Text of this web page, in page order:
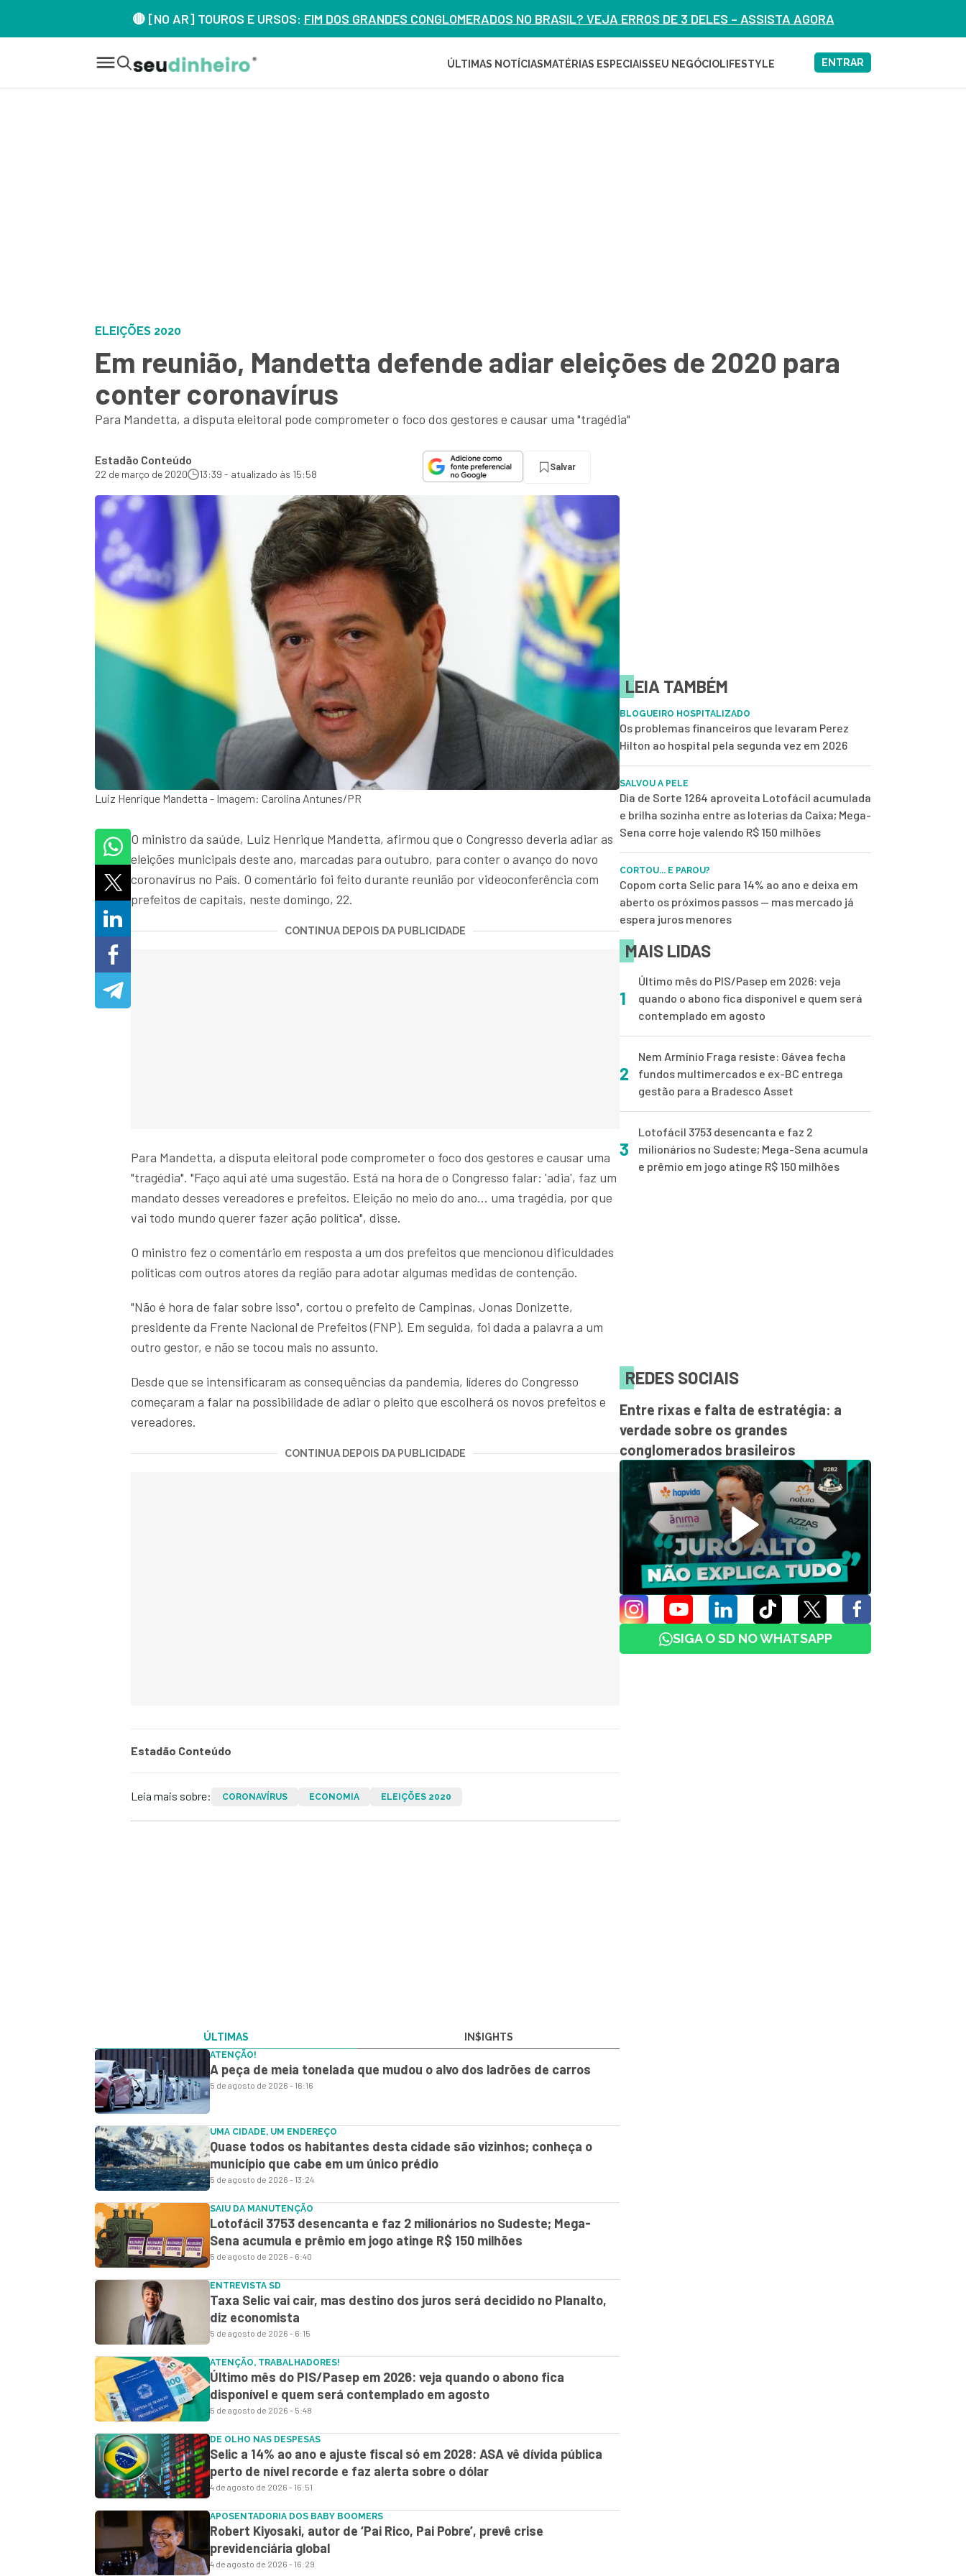
🔴 [NO AR] TOUROS E URSOS: FIM DOS GRANDES CONGLOMERADOS NO BRASIL? VEJA ERROS DE 3 DELES – ASSISTA AGORA
ÚLTIMAS NOTÍCIAS MATÉRIAS ESPECIAISSEU NEGÓCIOLIFESTYLE ENTRAR
ELEIÇÕES 2020
Em reunião, Mandetta defende adiar eleições de 2020 para
conter coronavírus
Para Mandetta, a disputa eleitoral pode comprometer o foco dos gestores e causar uma "tragédia"
Estadão Conteúdo
22 de março de 2020 13:39 - atualizado às 15:58
Salvar
Luiz Henrique Mandetta - Imagem: Carolina Antunes/PR
O ministro da saúde, Luiz Henrique Mandetta, afirmou que o Congresso deveria adiar as
eleições municipais deste ano, marcadas para outubro, para conter o avanço do novo
coronavírus no País. O comentário foi feito durante reunião por videoconferência com
prefeitos de capitais, neste domingo, 22.
CONTINUA DEPOIS DA PUBLICIDADE
Para Mandetta, a disputa eleitoral pode comprometer o foco dos gestores e causar uma
"tragédia". "Faço aqui até uma sugestão. Está na hora de o Congresso falar: 'adia', faz um
mandato desses vereadores e prefeitos. Eleição no meio do ano... uma tragédia, por que
vai todo mundo querer fazer ação política", disse.
O ministro fez o comentário em resposta a um dos prefeitos que mencionou dificuldades
políticas com outros atores da região para adotar algumas medidas de contenção.
"Não é hora de falar sobre isso", cortou o prefeito de Campinas, Jonas Donizette,
presidente da Frente Nacional de Prefeitos (FNP). Em seguida, foi dada a palavra a um
outro gestor, e não se tocou mais no assunto.
Desde que se intensificaram as consequências da pandemia, líderes do Congresso
começaram a falar na possibilidade de adiar o pleito que escolherá os novos prefeitos e
vereadores.
CONTINUA DEPOIS DA PUBLICIDADE
Estadão Conteúdo
Leia mais sobre: CORONAVÍRUS ECONOMIA ELEIÇÕES 2020
ÚLTIMAS IN$IGHTS
ATENÇÃO!
A peça de meia tonelada que mudou o alvo dos ladrões de carros
5 de agosto de 2026 - 16:16
UMA CIDADE, UM ENDEREÇO
Quase todos os habitantes desta cidade são vizinhos; conheça o
município que cabe em um único prédio
5 de agosto de 2026 - 13:24
SAIU DA MANUTENÇÃO
Lotofácil 3753 desencanta e faz 2 milionários no Sudeste; Mega-
Sena acumula e prêmio em jogo atinge R$ 150 milhões
5 de agosto de 2026 - 6:40
ENTREVISTA SD
Taxa Selic vai cair, mas destino dos juros será decidido no Planalto,
diz economista
5 de agosto de 2026 - 6:15
ATENÇÃO, TRABALHADORES!
Último mês do PIS/Pasep em 2026: veja quando o abono fica
disponível e quem será contemplado em agosto
5 de agosto de 2026 - 5:48
DE OLHO NAS DESPESAS
Selic a 14% ao ano e ajuste fiscal só em 2028: ASA vê dívida pública
perto de nível recorde e faz alerta sobre o dólar
4 de agosto de 2026 - 16:51
APOSENTADORIA DOS BABY BOOMERS
Robert Kiyosaki, autor de ‘Pai Rico, Pai Pobre’, prevê crise
previdenciária global
4 de agosto de 2026 - 16:29
LEIA TAMBÉM
BLOGUEIRO HOSPITALIZADO
Os problemas financeiros que levaram Perez
Hilton ao hospital pela segunda vez em 2026
SALVOU A PELE
Dia de Sorte 1264 aproveita Lotofácil acumulada
e brilha sozinha entre as loterias da Caixa; Mega-
Sena corre hoje valendo R$ 150 milhões
CORTOU... E PAROU?
Copom corta Selic para 14% ao ano e deixa em
aberto os próximos passos — mas mercado já
espera juros menores
MAIS LIDAS
1
Último mês do PIS/Pasep em 2026: veja
quando o abono fica disponível e quem será
contemplado em agosto
2
Nem Armínio Fraga resiste: Gávea fecha
fundos multimercados e ex-BC entrega
gestão para a Bradesco Asset
3
Lotofácil 3753 desencanta e faz 2
milionários no Sudeste; Mega-Sena acumula
e prêmio em jogo atinge R$ 150 milhões
REDES SOCIAIS
Entre rixas e falta de estratégia: a
verdade sobre os grandes
conglomerados brasileiros
SIGA O SD NO WHATSAPP